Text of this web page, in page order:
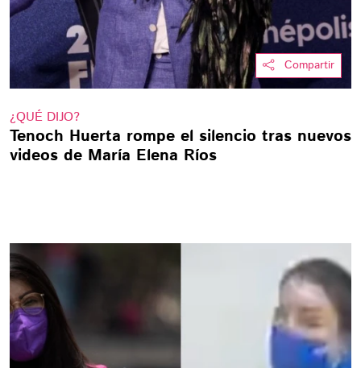
Compartir
¿QUÉ DIJO?
Tenoch Huerta rompe el silencio tras nuevos
videos de María Elena Ríos